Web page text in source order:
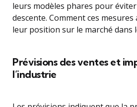
leurs modèles phares pour
descente. Comment ces
leur position sur le marché dans
Prévisions des ventes et
l’industrie